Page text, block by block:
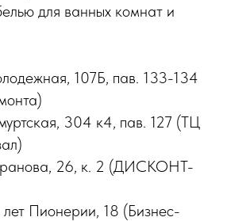
для ванных комнат и
107Б, пав. 133-134
304 к4, пав. 127 (ТЦ
26, к. 2 (ДИСКОНТ-
Пионерии, 18 (Бизнес-